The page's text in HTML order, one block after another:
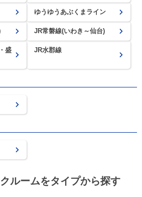
ゆうゆうあぶくまライン
JR常磐線(いわき～仙台)
盛
JR水郡線
ルームをタイプから探す